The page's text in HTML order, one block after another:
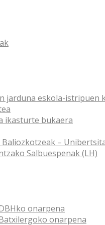
jarduna eskola-istripuen
ikasturte bukaera
–
Salbuespenak (LH)
onarpena
onarpena